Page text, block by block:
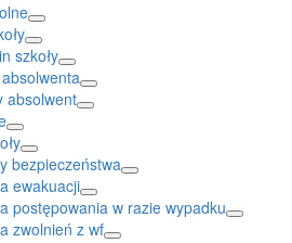
szkoły
absolwent
bezpieczeństwa
ewakuacji
postępowania w razie wypadku
zwolnień z wf